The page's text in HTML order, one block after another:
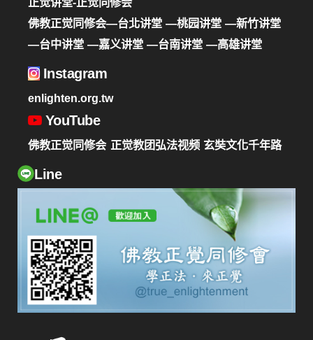
佛教正觉同修会—台北讲堂 —桃园讲堂 —新竹讲堂
—台中讲堂 —嘉义讲堂 —台南讲堂 —高雄讲堂
Instagram
enlighten.org.tw
YouTube
佛教正觉同修会 正觉教团弘法视频 玄奘文化千年路
Line